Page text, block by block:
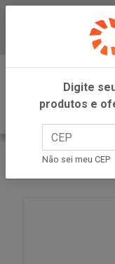
INÍCIO
FINI
Digite
produtos e
Não sei meu CEP